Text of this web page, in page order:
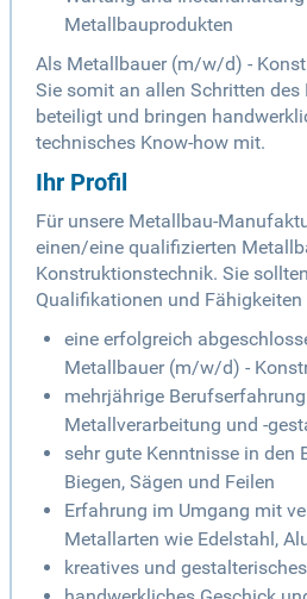
Metallbauprodukten
Als Metallbauer (m/w/d) -
Sie somit an allen Schritten des
beteiligt und bringen
technisches Know-how mit.
Ihr Profil
Für unsere Metallbau-
einen/eine qualifizierten
Konstruktionstechnik. Sie
Qualifikationen und Fähigkeiten
eine erfolgreich
Metallbauer (m/w/d) -
mehrjährige
Metallverarbeitung und -
sehr gute Kenntnisse in den
Biegen, Sägen und Feilen
Erfahrung im Umgang mit
Metallarten wie Edelstahl,
kreatives und